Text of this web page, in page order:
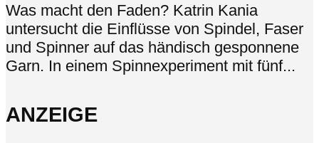
Was macht den Faden? Katrin Kania
untersucht die Einflüsse von Spindel, Faser
und Spinner auf das händisch gesponnene
Garn. In einem Spinnexperiment mit fünf...
ANZEIGE